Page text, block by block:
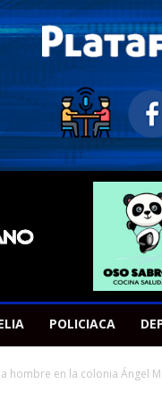
POLICIACA
hombre en la colonia Ángel